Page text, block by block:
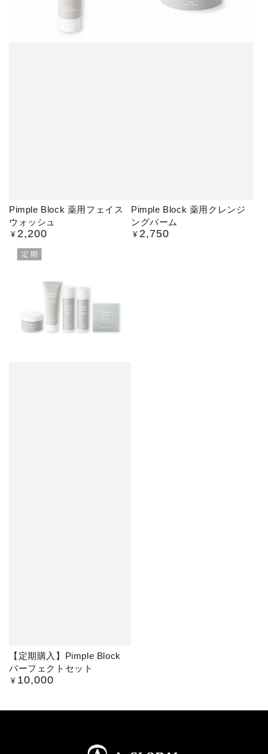
Pimple Block 薬用フェイス
ウォッシュ
定
¥ 2,200
Pimple Block 薬用クレンジ
ングバーム
定
¥ 2,750
【定期購入】Pimple Block
パーフェクトセット
定
¥ 10,000